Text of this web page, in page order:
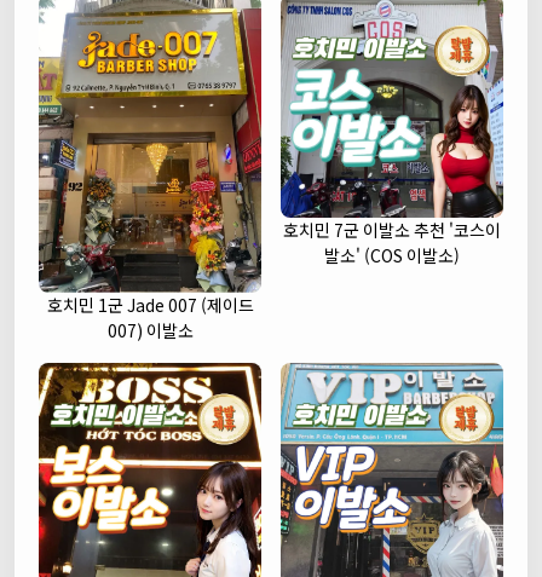
호치민 1군 Jade 007 (제이드
007) 이발소
호치민 7군 이발소 추천 '코스이
발소' (COS 이발소)